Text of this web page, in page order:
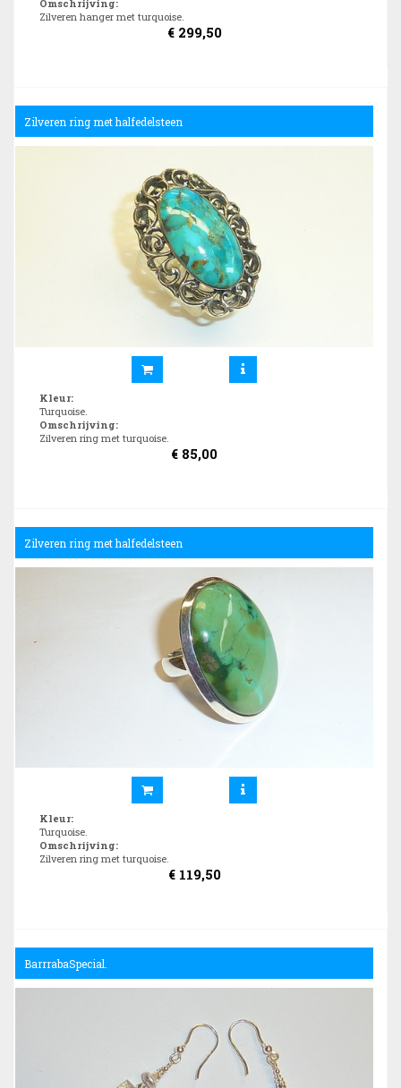
Omschrijving:
Zilveren hanger met turquoise.
€ 299,50
Zilveren ring met halfedelsteen
Kleur:
Turquoise.
Omschrijving:
Zilveren ring met turquoise.
€ 85,00
Zilveren ring met halfedelsteen
Kleur:
Turquoise.
Omschrijving:
Zilveren ring met turquoise.
€ 119,50
BarrrabaSpecial.